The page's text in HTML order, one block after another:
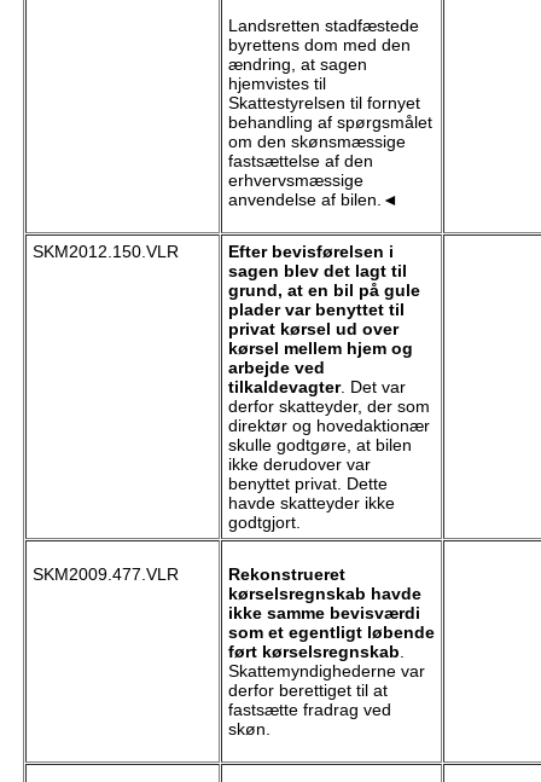
Landsretten stadfæstede
byrettens dom med den
ændring, at sagen
hjemvistes til
Skattestyrelsen til fornyet
behandling af spørgsmålet
om den skønsmæssige
fastsættelse af den
erhvervsmæssige
anvendelse af bilen.◄
SKM2012.150.VLR
Efter bevisførelsen i
sagen blev det lagt til
grund, at en bil på gule
plader var benyttet til
privat kørsel ud over
kørsel mellem hjem og
arbejde ved
tilkaldevagter. Det var
derfor skatteyder, der som
direktør og hovedaktionær
skulle godtgøre, at bilen
ikke derudover var
benyttet privat. Dette
havde skatteyder ikke
godtgjort.
SKM2009.477.VLR
Rekonstrueret
kørselsregnskab havde
ikke samme bevisværdi
som et egentligt løbende
ført kørselsregnskab
Skattemyndighederne var
derfor berettiget til at
fastsætte fradrag ved
skøn.